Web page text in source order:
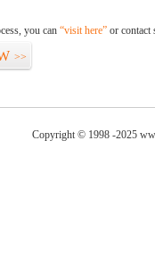
you can “visit here” or contact
>>
Copyright © 1998 -2025